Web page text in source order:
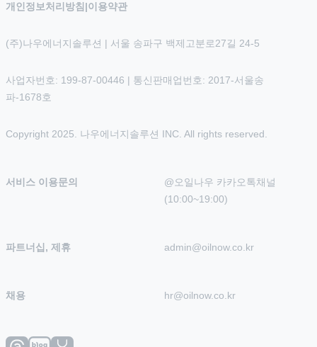
개인정보처리방침 |이용약관
(주)나우에너지솔루션 | 서울 송파구 백제고분로27길 24-5
사업자번호: 199-87-00446 | 통신판매업번호: 2017-서울송
파-1678호
Copyright 2025. 나우에너지솔루션 INC. All rights reserved.
서비스 이용문의
@오일나우 카카오톡채널
(10:00~19:00)
파트너십, 제휴 admin@oilnow.co.kr
채용 hr@oilnow.co.kr